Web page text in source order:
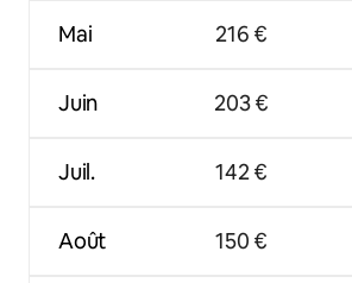
Mai
Juin
Juil.
Août
216 €
203 €
142 €
150 €